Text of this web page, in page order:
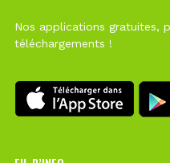
Nos applications gratuites,
téléchargements !